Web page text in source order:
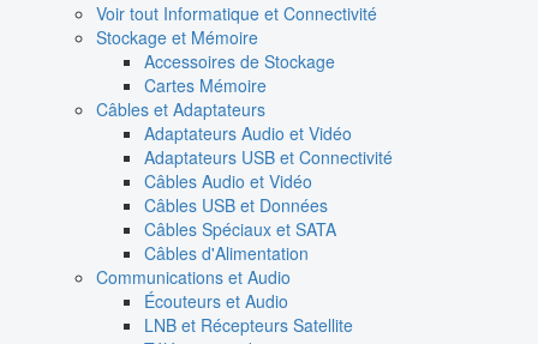
Voir tout Informatique et Connectivité
Stockage et Mémoire
Accessoires de Stockage
Cartes Mémoire
Câbles et Adaptateurs
Adaptateurs Audio et Vidéo
Adaptateurs USB et Connectivité
Câbles Audio et Vidéo
Câbles USB et Données
Câbles Spéciaux et SATA
Câbles d'Alimentation
Communications et Audio
Écouteurs et Audio
LNB et Récepteurs Satellite